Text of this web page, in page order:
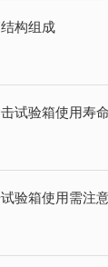
构组成
试验箱使用寿命
验箱使用需注